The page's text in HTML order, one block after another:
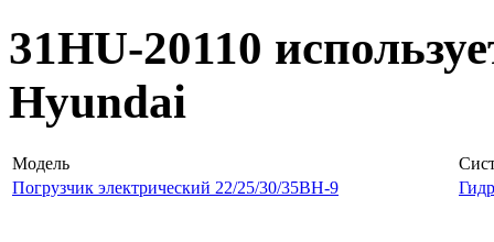
31HU-20110
Hyundai
Модель
Погрузчик электрический 22/25/30/35BH-9